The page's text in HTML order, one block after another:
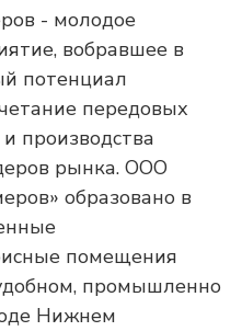
- молодое
вобравшее в
потенциал
передовых
производства
рынка. ООО
образовано в
помещения
промышленно
Нижнем